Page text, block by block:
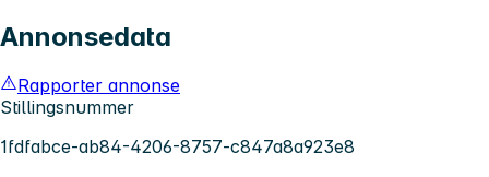
Annonsedata
Rapporter annonse
Stillingsnummer
1fdfabce-ab84-4206-8757-c847a8a923e8